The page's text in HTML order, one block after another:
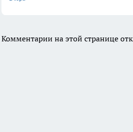
Комментарии на этой странице